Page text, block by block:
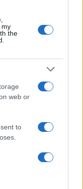
my
the
web or
to
προσώπου του
η
όταν
ιού του
στην Αττική
Σύλλογο
δημόσιας
–
Λονδίνο βίαζε
– Είχε